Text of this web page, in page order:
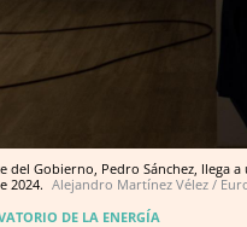
del Gobierno, Pedro Sánchez, llega
2024. Alejandro Martínez Vélez /
DE LA ENERGÍA